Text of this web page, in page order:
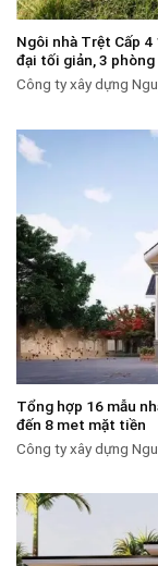
Ngôi nhà Trệt Cấp
đại tối giản, 3
Công ty xây dựng
Tổng hợp 16 mẫu
đến 8 met mặt tiền
Công ty xây dựng